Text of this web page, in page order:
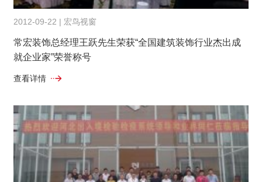
2012-09-22 | 宏鸟视窗
常宏装饰总经理王跃先生荣获“全国建筑装饰行业杰出成
就企业家”荣誉称号
查看详情